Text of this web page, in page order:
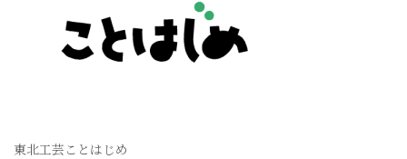
東北工芸ことはじめ